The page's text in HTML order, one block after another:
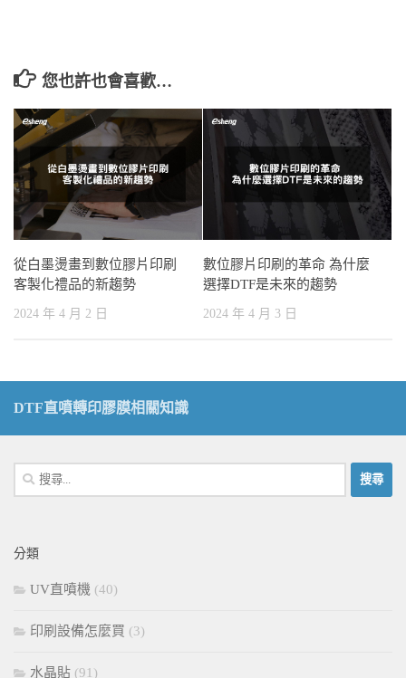
您也許也會喜歡…
從白墨燙畫到數位膠片印刷
客製化禮品的新趨勢
2024 年 4 月 2 日
數位膠片印刷的革命 為什麼
選擇DTF是未來的趨勢
2024 年 4 月 3 日
DTF直噴轉印膠膜相關知識
搜
尋
字:
分類
UV直噴機 (40)
印刷設備怎麼買 (3)
水晶貼 (91)